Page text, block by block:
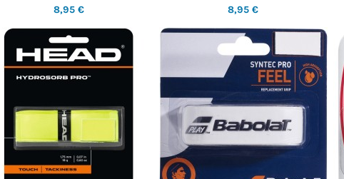
8,95 € 8,95 €